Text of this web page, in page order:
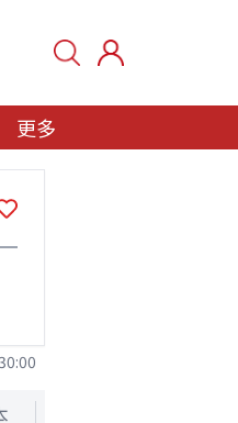
更多